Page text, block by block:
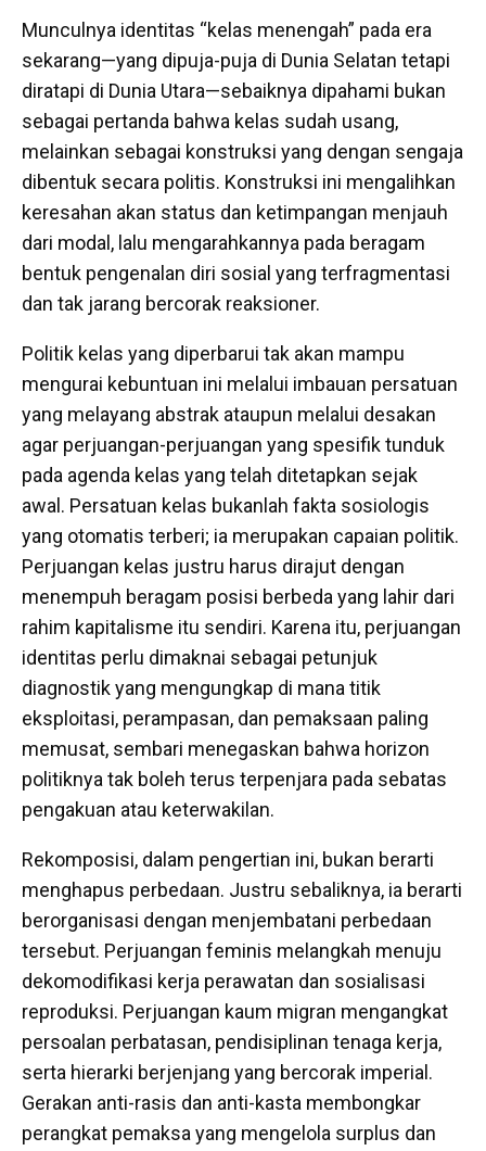
Munculnya identitas “kelas menengah” pada era
sekarang—yang dipuja-puja di Dunia Selatan tetapi
diratapi di Dunia Utara—sebaiknya dipahami bukan
sebagai pertanda bahwa kelas sudah usang,
melainkan sebagai konstruksi yang dengan sengaja
dibentuk secara politis. Konstruksi ini mengalihkan
keresahan akan status dan ketimpangan menjauh
dari modal, lalu mengarahkannya pada beragam
bentuk pengenalan diri sosial yang terfragmentasi
dan tak jarang bercorak reaksioner.
Politik kelas yang diperbarui tak akan mampu
mengurai kebuntuan ini melalui imbauan persatuan
yang melayang abstrak ataupun melalui desakan
agar perjuangan-perjuangan yang spesifik tunduk
pada agenda kelas yang telah ditetapkan sejak
awal. Persatuan kelas bukanlah fakta sosiologis
yang otomatis terberi; ia merupakan capaian politik.
Perjuangan kelas justru harus dirajut dengan
menempuh beragam posisi berbeda yang lahir dari
rahim kapitalisme itu sendiri. Karena itu, perjuangan
identitas perlu dimaknai sebagai petunjuk
diagnostik yang mengungkap di mana titik
eksploitasi, perampasan, dan pemaksaan paling
memusat, sembari menegaskan bahwa horizon
politiknya tak boleh terus terpenjara pada sebatas
pengakuan atau keterwakilan.
Rekomposisi, dalam pengertian ini, bukan berarti
menghapus perbedaan. Justru sebaliknya, ia berarti
berorganisasi dengan menjembatani perbedaan
tersebut. Perjuangan feminis melangkah menuju
dekomodifikasi kerja perawatan dan sosialisasi
reproduksi. Perjuangan kaum migran mengangkat
persoalan perbatasan, pendisiplinan tenaga kerja,
serta hierarki berjenjang yang bercorak imperial.
Gerakan anti-rasis dan anti-kasta membongkar
perangkat pemaksa yang mengelola surplus dan